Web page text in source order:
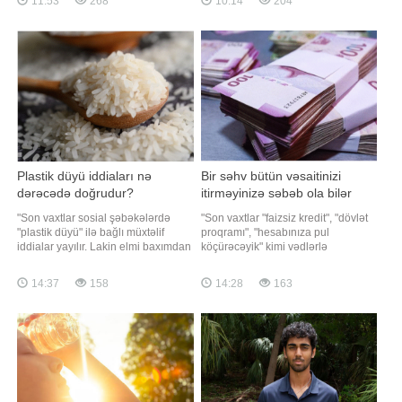
nəzərəçarpacaq dərəcədə
Pərvin bir neçə gün əvvəl də yeni
görünüşünü nümayiş etdirərək bu
nəticən
"Qafqazinfo"nun əldə etdiyi
sakini 1987-ci il təvəllüdlü Vüqar
Baxşəliyev tərəfindən törətdiyi üzə
çıxıb. Məlum olub ki, o, sübh
saatlarında 1941-c
Plastik düyü iddiaları nə
dərəcədə doğrudur?
"Son vaxtlar sosial şəbəkələrdə
"plastik düyü" ilə bağlı müxtəlif
iddialar yayılır. Lakin elmi baxımdan
Ümumiyyətlə, düyünün plastikdən
hazırlanması həm iqtisadi, həm də
Plastik qranulların istehsalı təbii
düyünün becərilməsi v
14:37 158
Bir səhv bütün vəsaitinizi
itirməyinizə səbəb ola bilər
"Son vaxtlar "faizsiz kredit", "dövlət
proqramı", "hesabınıza pul
köçürəcəyik" kimi vədlərlə
məlumatlarını ələ keçirməyə çalışan
dələduzların sayı artır. Unutmayın ki,
tarixi, CVV kodu və bankdan
göndərilə
14:28 163